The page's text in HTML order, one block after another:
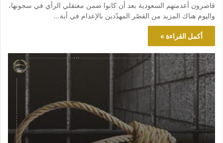
قاصرون أعدمتهم السعودية بعد أن كانوا ضمن معتقلي الرأي في سجونها،
واليوم هناك المزيد من القصّر المهدّدين بالإعدام في أية…
أكمل القراءة »